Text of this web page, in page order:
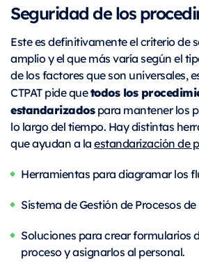
Seguridad de los
Este es definitivamente el criterio de
amplio y el que más varía según el
de los factores que son universales,
CTPAT pide quetodos los
estandarizadospara mantener los
lo largo del tiempo. Hay distintas
que ayudan a laestandarización de
Herramientas para diagramar los
Sistema de Gestión de Procesos
Soluciones para crear formularios
proceso y asignarlos al personal.